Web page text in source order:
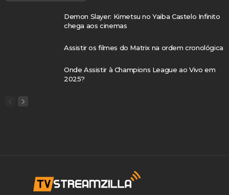
Demon Slayer: Kimetsu no Yaiba Castelo Infinito
chega aos cinemas
Assistir os filmes do Matrix na ordem cronológica
Onde Assistir à Champions League ao Vivo em
2025?